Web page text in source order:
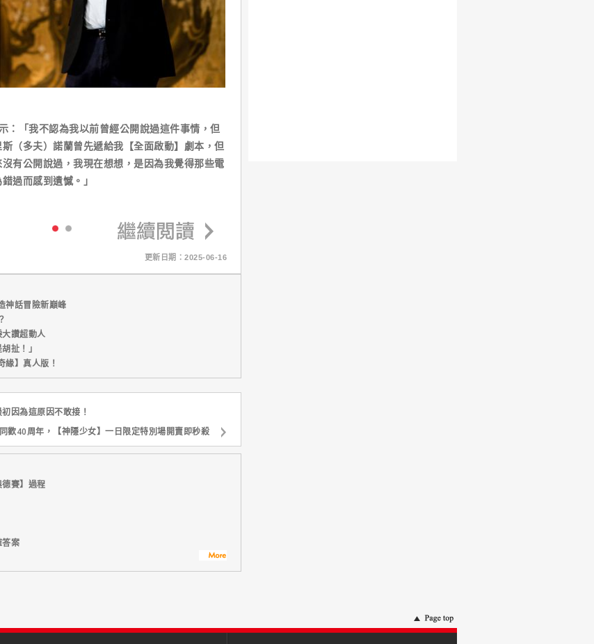
「我不認為我以前曾經公開說過這件事情，但
（多夫）諾蘭曾先遞給我【全面啟動】劇本，但
有公開說過，我現在想想，是因為我覺得那些電
過而感到遺憾。」
更新日期：2025-06-16
神話冒險新巔峰
大讚超動人
扯！」
】真人版！
因為這原因不敢接！
歡40周年，【神隱少女】一日限定特別場開賣即秒殺
賽】過程
案